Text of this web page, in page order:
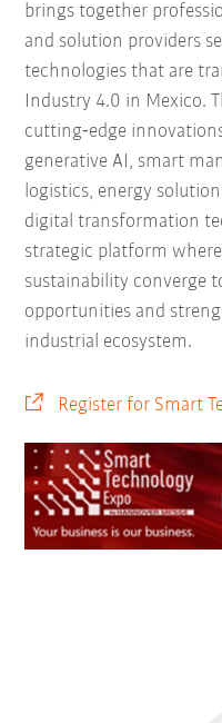
brings together
and solution providers
technologies that are
Industry 4.0 in Mexico.
cutting‑edge
generative AI, smart
logistics, energy
digital transformation
strategic platform
sustainability converge
opportunities and
industrial ecosystem.
Register for Smart